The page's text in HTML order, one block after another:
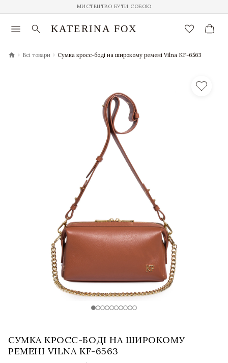
МИСТЕЦТВО БУТИ СОБОЮ
menu search KATERINA FOX favorite_border
chevron_right Всі товари chevron_right Сумка кросс-боді на широкому ремені Vilna KF-6563
СУМКА КРОСС-БОДІ НА ШИРОКОМУ
РЕМЕНІ VILNA KF-6563